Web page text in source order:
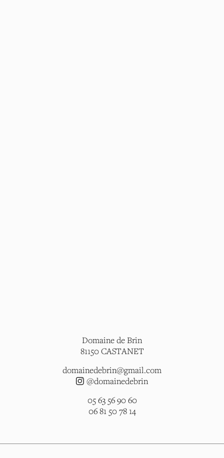
Domaine de Brin
81150 CASTANET
domainedebrin@gmail.com
@domainedebrin
05 63 56 90 60
06 81 50 78 14